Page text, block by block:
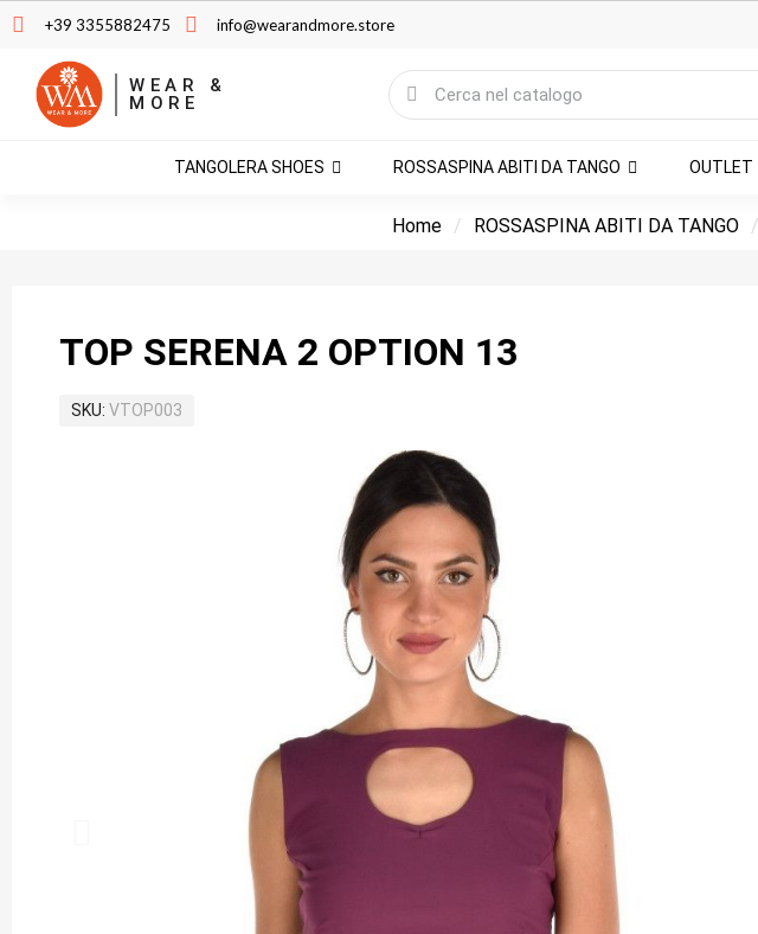
+39 3355882475 info@wearandmore.store
WEAR &
MORE
TANGOLERA SHOES ROSSASPINA ABITI DA TANGO OUTLET
Home ROSSASPINA ABITI DA TANGO
TOP SERENA 2 OPTION 13
SKU VTOP003